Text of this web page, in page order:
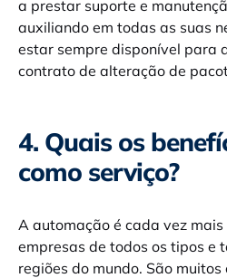
a prestar suporte e
auxiliando em todas as suas
estar sempre disponível para
contrato de alteração de
4. Quais os
como serviço?
A automação é cada vez
empresas de todos os tipos e
regiões do mundo. São muitos